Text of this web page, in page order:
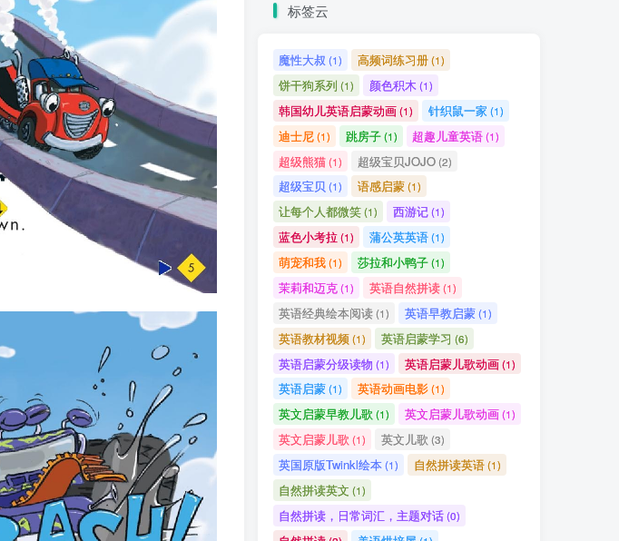
标签云
魔性大叔 (1) 高频词练习册(1)
饼干狗系列 (1) 颜色积木 (1)
韩国幼儿英语启蒙动画(1) 针织鼠一家 (1)
迪士尼(1) 跳房子(1) 超趣儿童英语(1)
超级熊猫(1) 超级宝贝JOJO(2)
超级宝贝 (1) 语感启蒙(1)
让每个人都微笑(1) 西游记(1)
蓝色小考拉(1) 蒲公英英语(1)
萌宠和我(1) 莎拉和小鸭子(1)
茉莉和迈克(1) 英语自然拼读(1)
英语经典绘本阅读(1) 英语早教启蒙(1)
英语教材视频(1) 英语启蒙学习 (6)
英语启蒙分级读物 (1) 英语启蒙儿歌动画(1)
英语启蒙(1) 英语动画电影(1)
英文启蒙早教儿歌 (1) 英文启蒙儿歌动画(1)
英文启蒙儿歌 (1) 英文儿歌 (3)
英国原版Twinkl绘本(1) 自然拼读英语(1)
自然拼读英文 (1)
自然拼读，日常词汇，主题对话(0)